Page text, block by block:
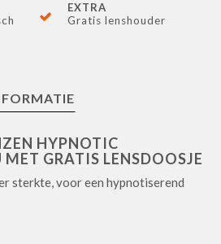
EXTRA
Gratis lenshouder
HYPNOTIC
GRATIS LENSDOOSJE
sterkte, voor een hypnotiserend